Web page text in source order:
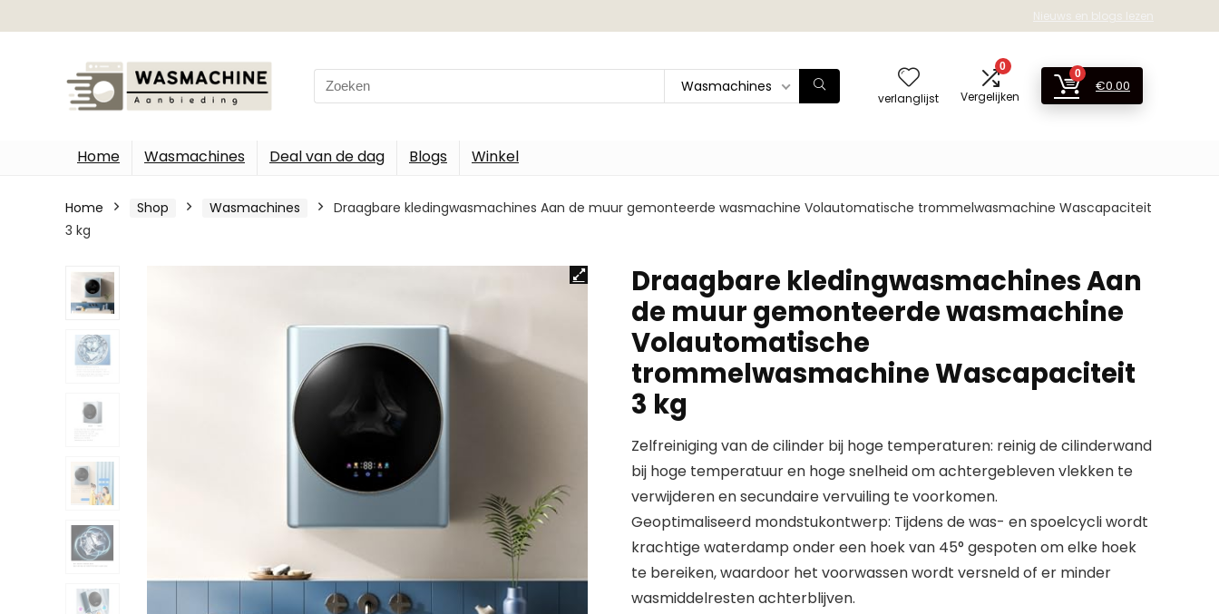
Nieuws en blogs lezen
Search
for:
Wasmachines
verlanglijst
0
Vergelijken
0
€0.00
Home Wasmachines Deal van de dag Blogs Winkel
Home Shop Wasmachines
Draagbare kledingwasmachines Aan de muur gemonteerde wasmachine Volautomatische trommelwasmachine Wascapaciteit
3 ​​kg
Draagbare kledingwasmachines Aan
de muur gemonteerde wasmachine
Volautomatische
trommelwasmachine Wascapaciteit
3 ​​kg
Zelfreiniging van de cilinder bij hoge temperaturen: reinig de cilinderwand
bij hoge temperatuur en hoge snelheid om achtergebleven vlekken te
verwijderen en secundaire vervuiling te voorkomen.
Geoptimaliseerd mondstukontwerp: Tijdens de was- en spoelcycli wordt
krachtige waterdamp onder een hoek van 45° gespoten om elke hoek
te bereiken, waardoor het voorwassen wordt versneld of er minder
wasmiddelresten achterblijven.